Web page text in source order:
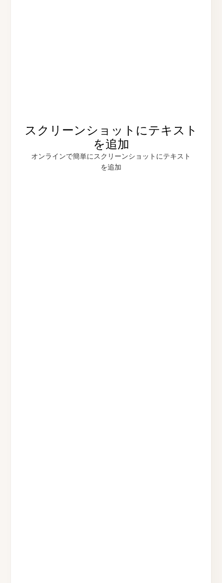
スクリーンショットにテキスト
を追加
オンラインで簡単にスクリーンショットにテキスト
を追加